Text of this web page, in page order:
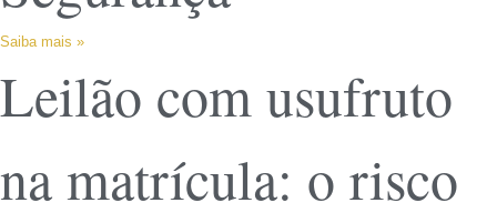
Saiba mais »
Leilão com usufruto
na matrícula: o risco